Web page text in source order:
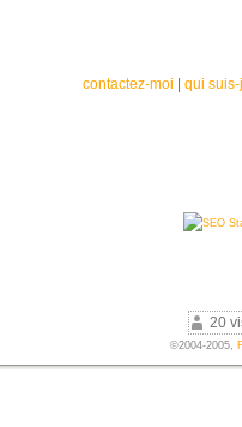
contactez-moi qui
20
©2004-2005,